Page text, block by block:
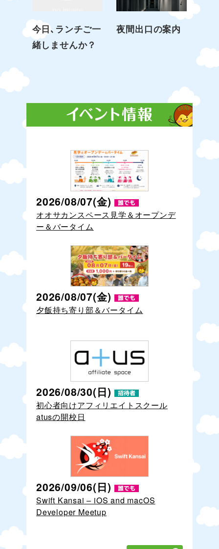
今日､ランチご一
緒しませんか？
夜間出口の案内
2026/08/07(金)
オオサカンスペース見学＆オープンデ
ー＆バータイム
2026/08/07(金)
夕飯持ち寄り部＆バータイム
2026/08/30(日)
初心者向けアフィリエイトスクール
atusの開校日
2026/09/06(日)
Swift Kansai – iOS and macOS
Developer Meetup